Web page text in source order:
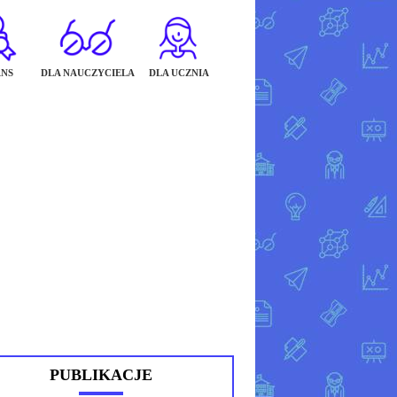
DLA NAUCZYCIELA DLA UCZNIA
PUBLIKACJE